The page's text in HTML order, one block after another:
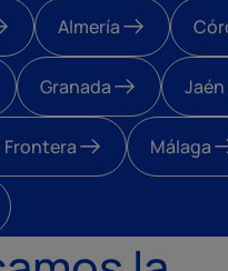
Almería
Granada Jaén
Frontera Málaga